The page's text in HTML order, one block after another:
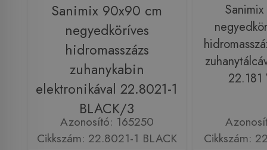
Sanimix 90x90 cm
negyedköríves
hidromasszázs
zuhanykabin
elektronikával 22.8021-1
BLACK/3
Azonosító: 165250
Cikkszám: 22.8021-1 BLACK
Cikkszám: